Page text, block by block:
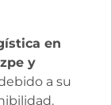
en
y
a su